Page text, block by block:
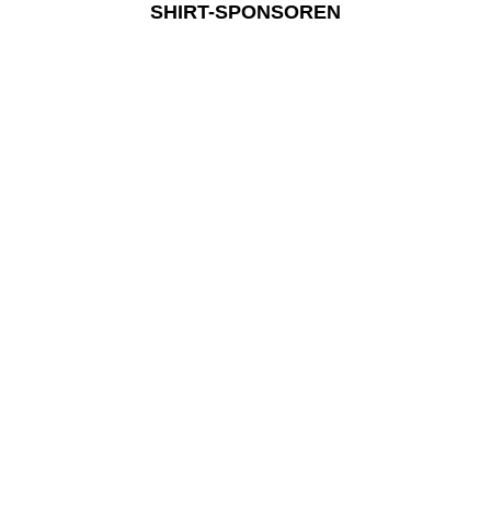
SHIRT-SPONSOREN